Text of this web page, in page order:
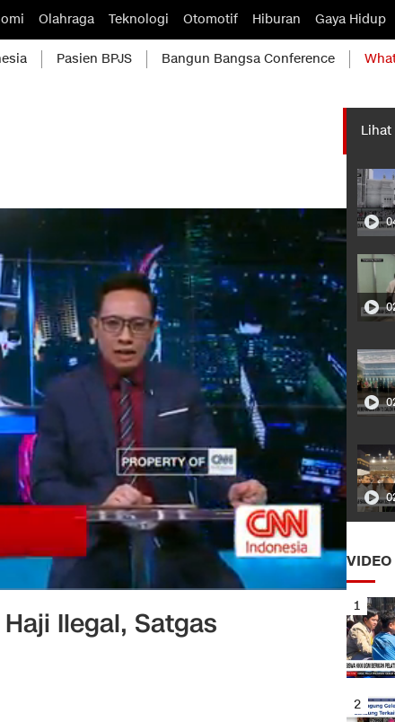
Olahraga Teknologi Otomotif Hiburan Gaya Hidup
Pasien BPJS Bangun Bangsa Conference
Ilegal, Satgas
Lihat
1
2